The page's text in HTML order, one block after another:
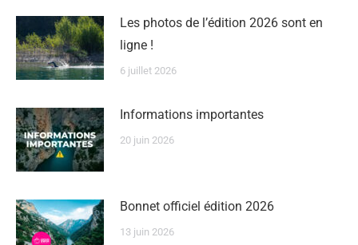
Les photos de l’édition 2026 sont en
ligne !
6 juillet 2026
Informations importantes
20 juin 2026
Bonnet officiel édition 2026
13 juin 2026